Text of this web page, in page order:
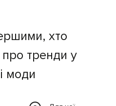
хто
про тренди у
моди